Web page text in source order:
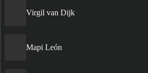
Virgil van Dijk
Mapi León